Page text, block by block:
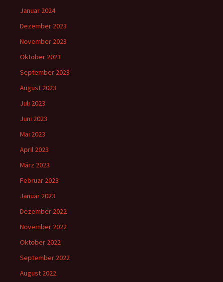
Januar 2024
Dezember 2023
November 2023
Oktober 2023
September 2023
August 2023
Juli 2023
Juni 2023
Mai 2023
April 2023
März 2023
Februar 2023
Januar 2023
Dezember 2022
November 2022
Oktober 2022
September 2022
August 2022